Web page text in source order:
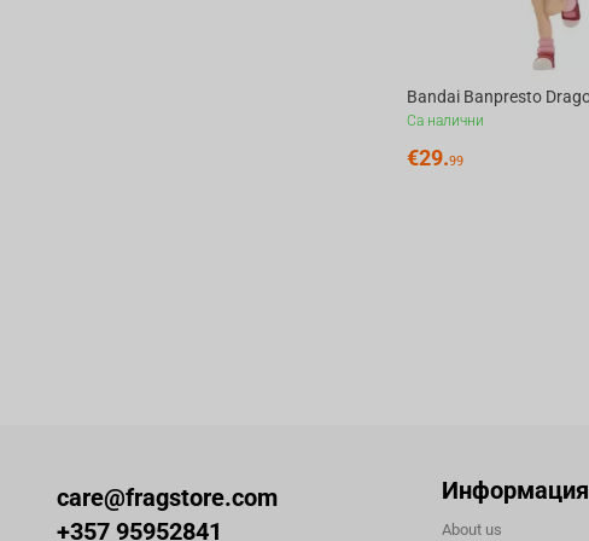
Са налични
€29.99
care@fragstore.com
+357 95952841
Информация
About us